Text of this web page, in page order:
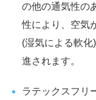
の他の通気性の
性により、空気
(湿気による軟
進されます。
ラテックスフリ